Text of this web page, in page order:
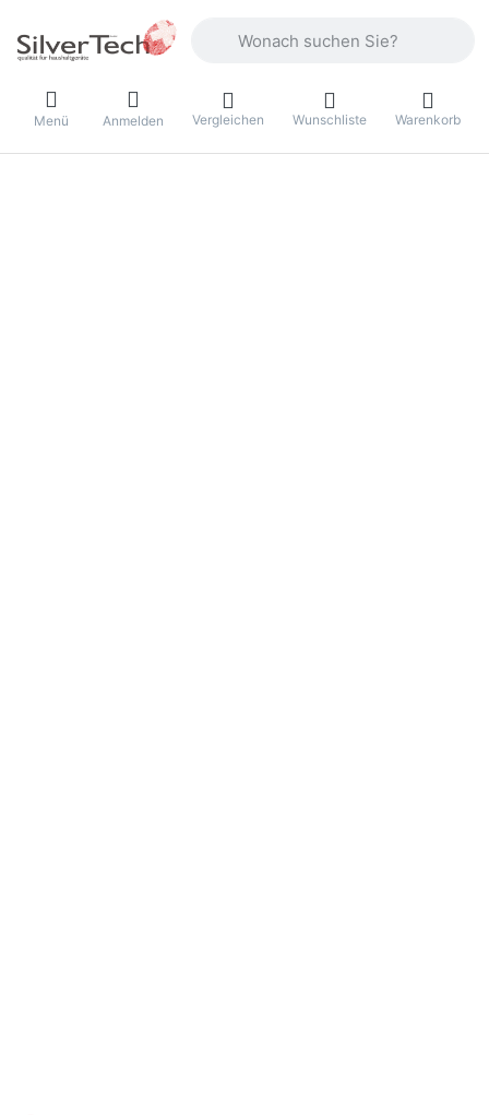
Menü Anmelden Vergleichen Wunschliste Warenkorb